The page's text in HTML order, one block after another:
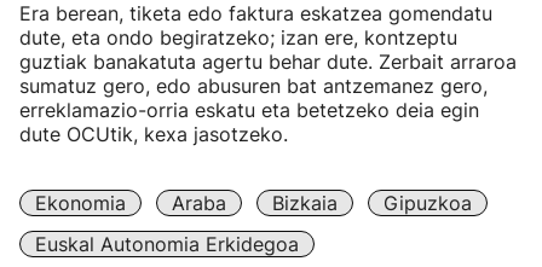
Era berean, tiketa edo faktura eskatzea gomendatu
dute, eta ondo begiratzeko; izan ere, kontzeptu
guztiak banakatuta agertu behar dute. Zerbait arraroa
sumatuz gero, edo abusuren bat antzemanez gero,
erreklamazio-orria eskatu eta betetzeko deia egin
dute OCUtik, kexa jasotzeko.
Ekonomia Araba Bizkaia
Gipuzkoa
Euskal Autonomia Erkidegoa